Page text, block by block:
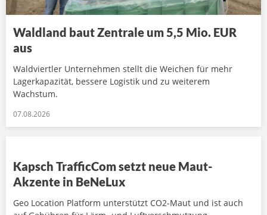
Waldland baut Zentrale um 5,5 Mio. EUR
aus
Waldviertler Unternehmen stellt die Weichen für mehr
Lagerkapazität, bessere Logistik und zu weiterem
Wachstum.
07.08.2026
Kapsch TrafficCom setzt neue Maut-
Akzente in BeNeLux
Geo Location Platform unterstützt CO2-Maut und ist auch